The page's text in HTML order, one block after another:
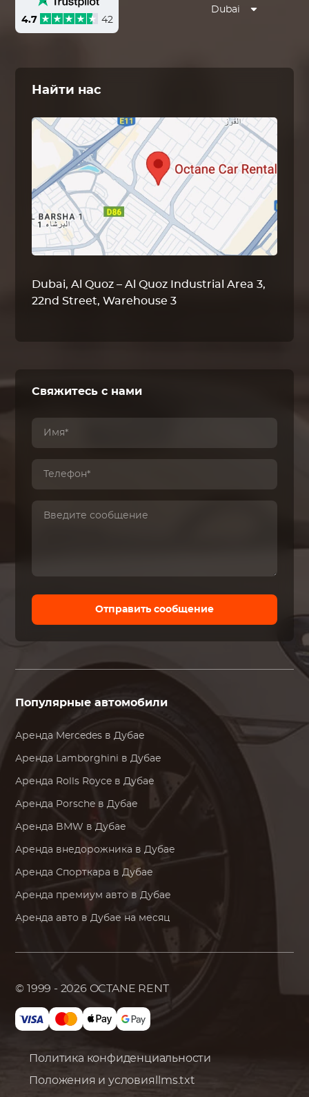
4.7 42
Dubai
Найти нас
Dubai, Al Quoz – Al Quoz Industrial Area 3,
22nd Street, Warehouse 3
Свяжитесь с нами
Отправить сообщение
Популярные автомобили
Аренда Mercedes в Дубае
Аренда Lamborghini в Дубае
Аренда Rolls Royce в Дубае
Аренда Porsche в Дубае
Аренда BMW в Дубае
Аренда внедорожника в Дубае
Аренда Спорткара в Дубае
Аренда премиум авто в Дубае
Аренда авто в Дубае на месяц
© 1999 - 2026 OCTANE RENT
Политика конфиденциальности
Положения и условия
llms.txt